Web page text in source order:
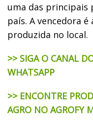
uma das principais
país. A vencedora é
produzida no local.
>> SIGA O CANAL
WHATSAPP
>> ENCONTRE
AGRO NO AGROFY